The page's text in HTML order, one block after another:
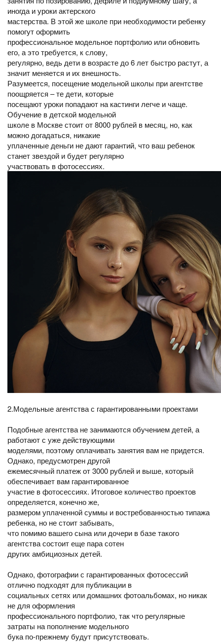
иногда и уроки актерского
мастерства. В этой же школе при необходимости ребенку
помогут оформить
профессиональное модельное портфолио или обновить
его, а это требуется, к слову,
регулярно, ведь дети в возрасте до 6 лет быстро растут, а
значит меняется и их внешность.
Разумеется, посещение модельной школы при агентстве
поощряется – те дети, которые
посещают уроки попадают на кастинги легче и чаще.
Обучение в детской модельной
школе в Москве стоит от 8000 рублей в месяц, но, как
можно догадаться, никакие
уплаченные деньги не дают гарантий, что ваш ребенок
станет звездой и будет регулярно
участвовать в фотосессиях.
2.Модельные агентства с гарантированными проектами
Подобные агентства не занимаются обучением детей, а
работают с уже действующими
моделями, поэтому оплачивать занятия вам не придется.
Однако, предусмотрен другой
ежемесячный платеж от 3000 рублей и выше, который
обеспечивает вам гарантированное
участие в фотосессиях. Итоговое количество проектов
определяется, конечно же,
размером уплаченной суммы и востребованностью типажа
ребенка, но не стоит забывать,
что помимо вашего сына или дочери в базе такого
агентства состоит еще пара сотен
других амбициозных детей.
Однако, фотографии с гарантированных фотосессий
отлично подходят для публикации в
социальных сетях или домашних фотоальбомах, но никак
не для оформления
профессионального портфолио, так что регулярные
затраты на пополнение модельного
бука по-прежнему будут присутствовать.